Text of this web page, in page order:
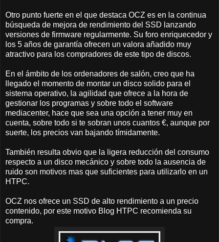
Otro punto fuerte en el que destaca OCZ es en la continua
búsqueda de mejora de rendimiento del SSD lanzando
versiones de firmware regularmente. Su foro enriquecedor y
los 5 años de garantía ofrecen un valora añadido muy
atractivo para los compradores de este tipo de discos.
En el ámbito de los ordenadores de salón, creo que ha
llegado el momento de montar un disco solido para el
sistema operativo, la agilidad que ofrece a la hora de
gestionar los programas y sobre todo el software
mediacenter, hace que sea una opción a tener muy en
cuenta, sobre todo si te sobran unos cuantos €, aunque por
suerte, los precios van bajando tímidamente.
También resulta obvio que la ligera reducción del consumo
respecto a un disco mecánico y sobre todo la ausencia de
ruido son motivos mas que suficientes para utilizarlo en un
HTPC.
OCZ nos ofrece un SSD de alto rendimiento a un precio
contenido, por este motivo Blog HTPC recomienda su
compra.